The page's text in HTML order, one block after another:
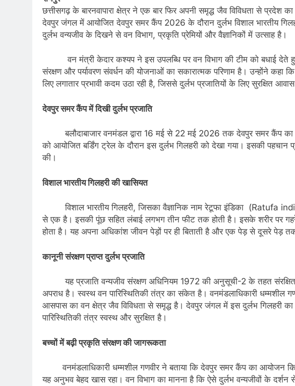
छत्तीसगढ़ के बारनवापारा क्षेत्र ने एक बार फिर अपनी समृद्ध जैव विविधता से प्रदेश
देवपुर जंगल में आयोजित देवपुर समर कैंप 2026 के दौरान दुर्लभ विशाल भारतीय
दुर्लभ वन्यजीव के दिखने से वन विभाग, प्रकृति प्रेमियों और वैज्ञानिकों में उत्साह है।
वन मंत्री केदार कश्यप ने इस उपलब्धि पर वन विभाग की टीम को बधाई देते
संरक्षण और पर्यावरण संवर्धन की योजनाओं का सकारात्मक परिणाम है। उन्होंने
लिए लगातार प्रभावी कदम उठा रही है, जिससे दुर्लभ प्रजातियों के लिए सुरक्षित
देवपुर समर कैंप में दिखी दुर्लभ प्रजाति
बलौदाबाजार वनमंडल द्वारा 16 मई से 22 मई 2026 तक देवपुर समर कैंप
को आयोजित बर्डिंग ट्रेल के दौरान इस दुर्लभ गिलहरी को देखा गया। इसकी पहचान
की।
विशाल भारतीय गिलहरी की खासियत
विशाल भारतीय गिलहरी, जिसका वैज्ञानिक नाम रेटूफा इंडिका (Ratufa
से एक है। इसकी पूंछ सहित लंबाई लगभग तीन फीट तक होती है। इसके शरीर पर
होता है। यह अपना अधिकांश जीवन पेड़ों पर ही बिताती है और एक पेड़ से दूसरे पेड़
कानूनी संरक्षण प्राप्त दुर्लभ प्रजाति
यह प्रजाति वन्यजीव संरक्षण अधिनियम 1972 की अनुसूची-2 के तहत संरक्षित
अपराध है। स्वस्थ वन पारिस्थितिकी तंत्र का संकेत है। वनमंडलाधिकारी धम्मशील
आसपास का वन क्षेत्र जैव विविधता से समृद्ध है। देवपुर जंगल में इस दुर्लभ गिलहरी
पारिस्थितिकी तंत्र स्वस्थ और सुरक्षित है।
बच्चों में बढ़ी प्रकृति संरक्षण की जागरूकता
वनमंडलाधिकारी धम्मशील गणवीर ने बताया कि देवपुर समर कैंप का आयोजन
यह अनुभव बेहद खास रहा। वन विभाग का मानना है कि ऐसे दुर्लभ वन्यजीवों के दर्शन